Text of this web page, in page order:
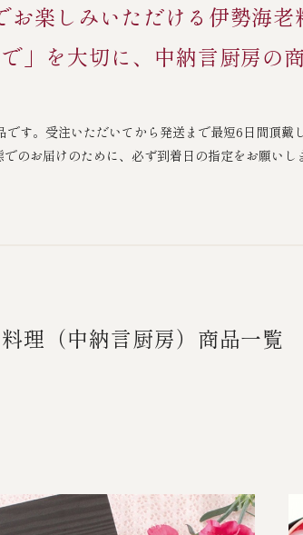
（冷凍）
楽しみいただける伊勢海
」を大切に、中納言厨房の
す。受注いただいてから発送まで最短6日間頂戴
でのお届けのために、必ず到着日の指定をお願いし
理（中納言厨房）商品一覧